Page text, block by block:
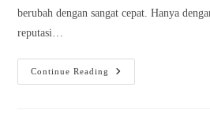
berubah dengan sangat cepat. Hanya
reputasi…
Continue Reading
Jasa
Komentar